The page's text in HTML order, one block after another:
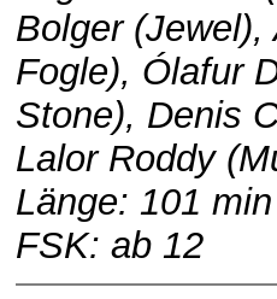
Bolger
Fogle), Ólafur
Stone), Denis
Lalor Roddy
Länge: 101 min
FSK: ab 12